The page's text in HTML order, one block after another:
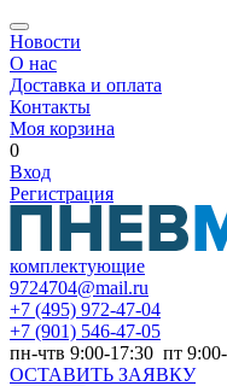
Новости
О нас
Доставка и оплата
Контакты
Моя корзина
0
Вход
Регистрация
комплектующие
9724704@mail.ru
+7 (495) 972-47-04
+7 (901) 546-47-05
пн-чтв 9:00-17:30 пт
ОСТАВИТЬ ЗАЯВКУ